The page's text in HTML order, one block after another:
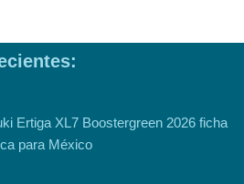
Ertiga XL7 Boostergreen 2026 ficha
para México